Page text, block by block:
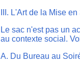
III. L'Art de la Mise
Le sac n'est pas un
au contexte social.
A. Du Bureau au